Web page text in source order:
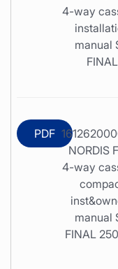
4-way
manual
FINAL
PDF
NORDIS
4-way
manual
FINAL